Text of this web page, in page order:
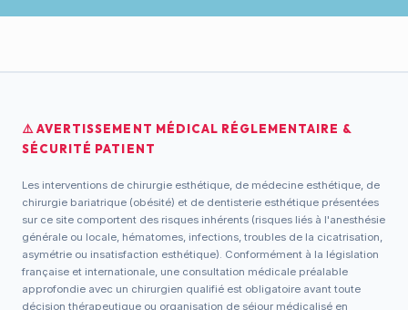
⚠️ AVERTISSEMENT MÉDICAL RÉGLEMENTAIRE &
SÉCURITÉ PATIENT
Les interventions de chirurgie esthétique, de médecine esthétique, de
chirurgie bariatrique (obésité) et de dentisterie esthétique présentées
sur ce site comportent des risques inhérents (risques liés à l'anesthésie
générale ou locale, hématomes, infections, troubles de la cicatrisation,
asymétrie ou insatisfaction esthétique). Conformément à la législation
française et internationale, une consultation médicale préalable
approfondie avec un chirurgien qualifié est obligatoire avant toute
décision thérapeutique ou organisation de séjour médicalisé en